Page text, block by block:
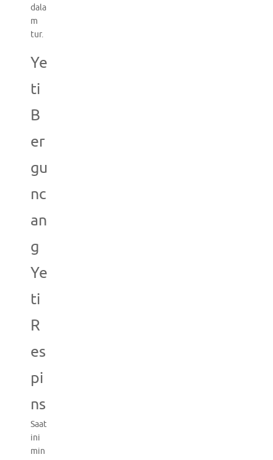
dala
m
tur.
Ye
ti
B
er
gu
nc
an
g
Ye
ti
R
es
pi
ns
Saat
ini
min